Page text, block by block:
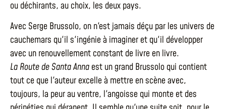
ou déchirants, au choix, les deux pays.
Avec Serge Brussolo, on n'est jamais déçu par les univers de
cauchemars qu'il s'ingénie à imaginer et qu'il développer
avec un renouvellement constant de livre en livre.
La Route de Santa Anna est un grand Brussolo qui contient
tout ce que l'auteur excelle à mettre en scène avec,
toujours, la peur au ventre, l'angoisse qui monte et des